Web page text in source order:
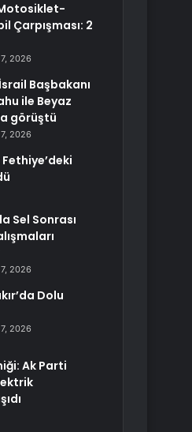
Çarpışması: 2
2026
Başbakanı
ile Beyaz
görüştü
2026
Sel Sonrası
2026
Dolu
2026
Ak Parti